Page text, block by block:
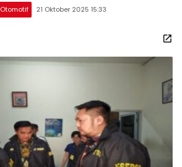
Otomotif 21 Oktober 2025 15:33